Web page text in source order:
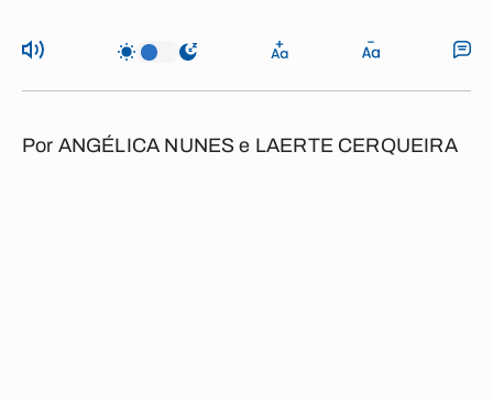
Por ANGÉLICA NUNES e LAERTE CERQUEIRA